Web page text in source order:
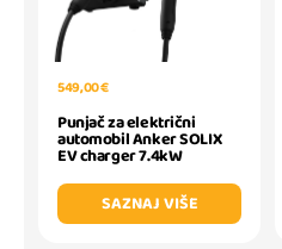
549,00 €
Punjač za električni
automobil Anker SOLIX
EV charger 7.4kW
SAZNAJ VIŠE